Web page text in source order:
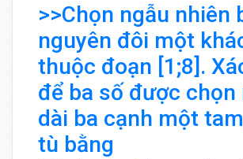
>>Chọn ngẫu nhiên
nguyên đôi một
thuộc đoạn [1;8].
để ba số được chọn
dài ba cạnh một
tù bằng